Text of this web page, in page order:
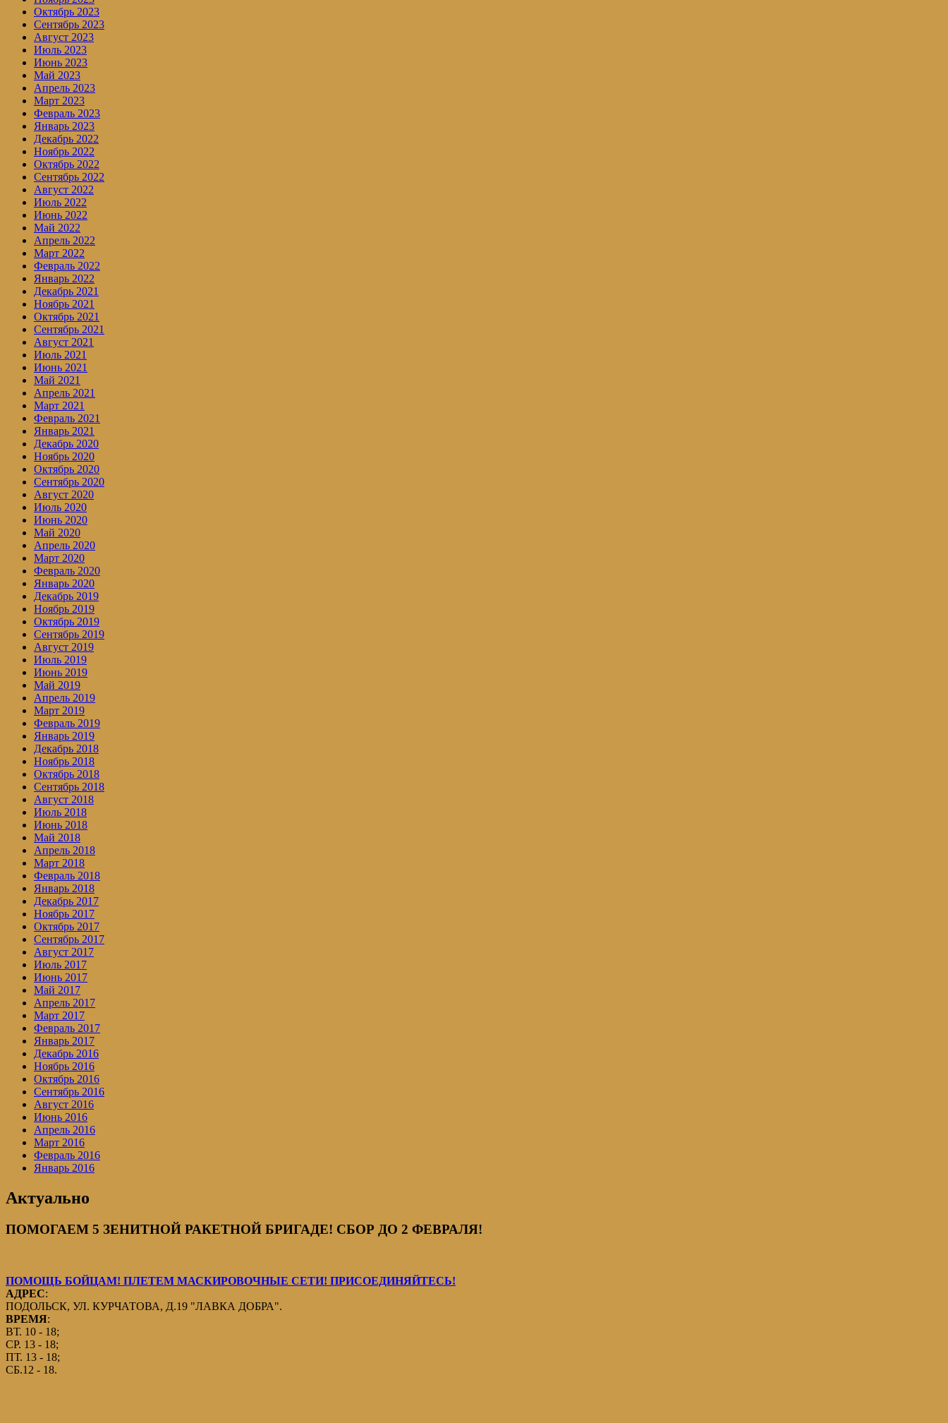
Октябрь 2023
Сентябрь 2023
Август 2023
Июль 2023
Июнь 2023
Май 2023
Апрель 2023
Март 2023
Февраль 2023
Январь 2023
Декабрь 2022
Ноябрь 2022
Октябрь 2022
Сентябрь 2022
Август 2022
Июль 2022
Июнь 2022
Май 2022
Апрель 2022
Март 2022
Февраль 2022
Январь 2022
Декабрь 2021
Ноябрь 2021
Октябрь 2021
Сентябрь 2021
Август 2021
Июль 2021
Июнь 2021
Май 2021
Апрель 2021
Март 2021
Февраль 2021
Январь 2021
Декабрь 2020
Ноябрь 2020
Октябрь 2020
Сентябрь 2020
Август 2020
Июль 2020
Июнь 2020
Май 2020
Апрель 2020
Март 2020
Февраль 2020
Январь 2020
Декабрь 2019
Ноябрь 2019
Октябрь 2019
Сентябрь 2019
Август 2019
Июль 2019
Июнь 2019
Май 2019
Апрель 2019
Март 2019
Февраль 2019
Январь 2019
Декабрь 2018
Ноябрь 2018
Октябрь 2018
Сентябрь 2018
Август 2018
Июль 2018
Июнь 2018
Май 2018
Апрель 2018
Март 2018
Февраль 2018
Январь 2018
Декабрь 2017
Ноябрь 2017
Октябрь 2017
Сентябрь 2017
Август 2017
Июль 2017
Июнь 2017
Май 2017
Апрель 2017
Март 2017
Февраль 2017
Январь 2017
Декабрь 2016
Ноябрь 2016
Октябрь 2016
Сентябрь 2016
Август 2016
Июнь 2016
Апрель 2016
Март 2016
Февраль 2016
Январь 2016
Актуально
ПОМОГАЕМ 5 ЗЕНИТНОЙ РАКЕТНОЙ БРИГАДЕ! СБОР ДО 2 ФЕВРАЛЯ!
ПОМОЩЬ БОЙЦАМ! ПЛЕТЕМ МАСКИРОВОЧНЫЕ СЕТИ! ПРИСОЕДИНЯЙТЕСЬ!
АДРЕС:
ПОДОЛЬСК, УЛ. КУРЧАТОВА, Д.19 "ЛАВКА ДОБРА".
ВРЕМЯ:
ВТ. 10 - 18;
СР. 13 - 18;
ПТ. 13 - 18;
СБ.12 - 18.